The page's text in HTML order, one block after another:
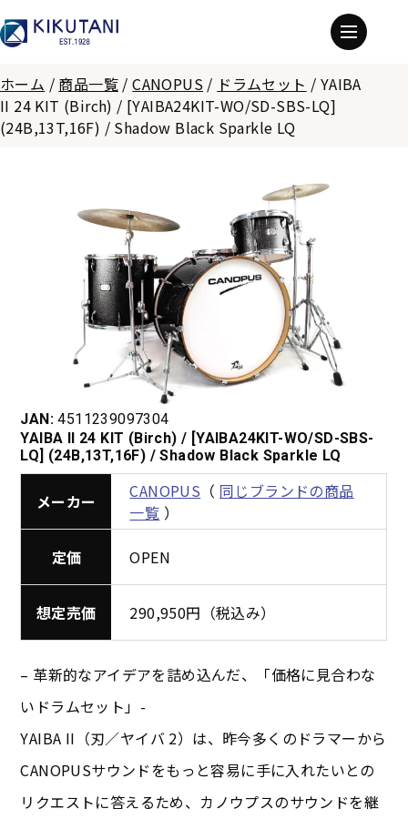
ホーム / 商品一覧 /CANOPUS / ドラムセット / YAIBA
II 24 KIT (Birch) / [YAIBA24KIT-WO/SD-SBS-LQ]
(24B,13T,16F) / Shadow Black Sparkle LQ
JAN: 4511239097304
YAIBA II 24 KIT (Birch) / [YAIBA24KIT-WO/SD-SBS-
LQ] (24B,13T,16F) / Shadow Black Sparkle LQ
メーカー CANOPUS （ 同じブランドの商品
一覧 ）
定価 OPEN
想定売価 290,950円（税込み）
– 革新的なアイデアを詰め込んだ、「価格に見合わな
いドラムセット」-
YAIBA II（刃／ヤイバ 2）は、昨今多くのドラマーから
CANOPUSサウンドをもっと容易に手に入れたいとの
リクエストに答えるため、カノウプスのサウンドを継